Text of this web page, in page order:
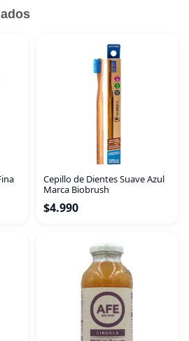
Cepillo de Dientes Suave Azul
Marca Biobrush
$4.990